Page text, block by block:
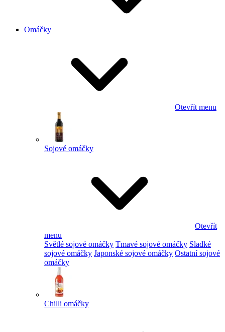
Omáčky
Otevřít menu
Sojové omáčky
Otevřít
menu
Světlé sojové omáčky Tmavé sojové omáčky Sladké
sojové omáčky Japonské sojové omáčky Ostatní sojové
omáčky
Chilli omáčky